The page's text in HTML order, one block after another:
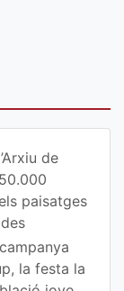
de
paisatges
la festa la